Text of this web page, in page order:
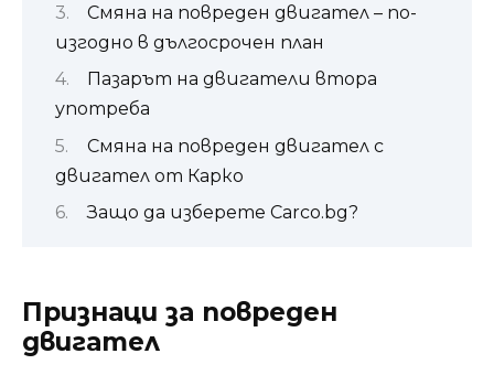
Смяна на повреден двигател – по-
изгодно в дългосрочен план
Пазарът на двигатели втора
употреба
Смяна на повреден двигател с
двигател от Карко
Защо да изберете Carco.bg?
Признаци за повреден
двигател